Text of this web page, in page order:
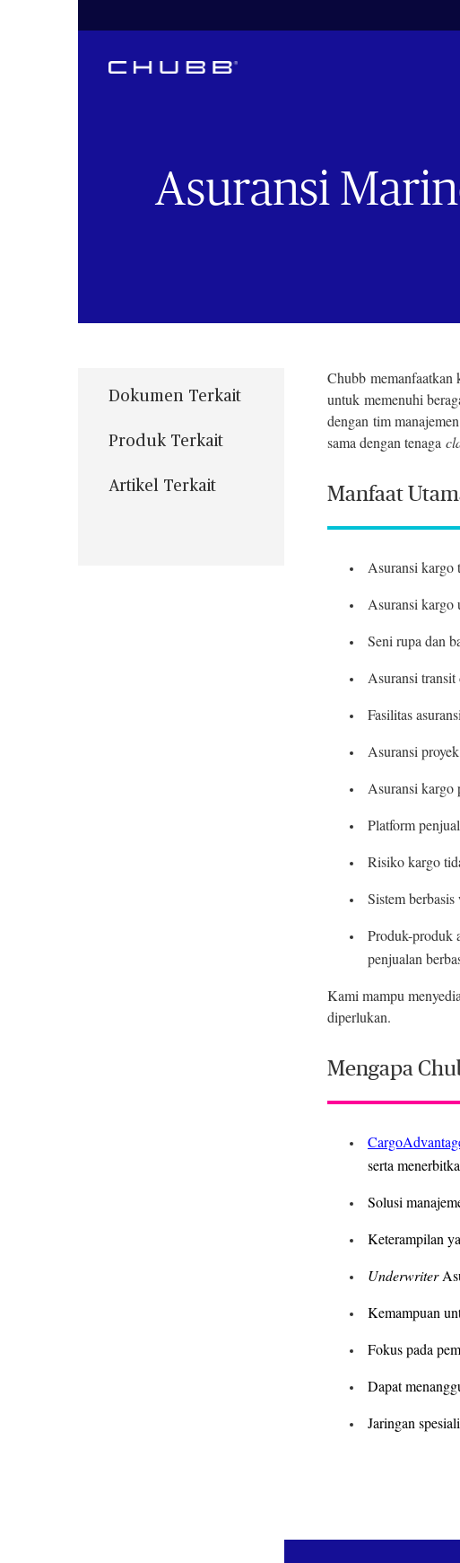
Asuransi
Dokumen Terkait
Produk Terkait
Artikel Terkait
Chubb memanfaatkan
untuk memenuhi
dengan tim
sama dengan tenaga
Manfaat
Asuransi kargo
Asuransi kargo
Seni rupa dan
Asuransi transit
Fasilitas
Asuransi
Asuransi kargo
Platform
Risiko kargo
Sistem
Produk-produk
penjualan
Kami mampu
diperlukan.
Mengapa
serta
Solusi
Keterampilan
Underwriter
Kemampuan
Fokus pada
Dapat
Jaringan